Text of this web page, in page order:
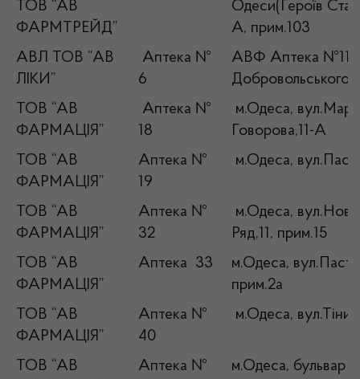
ТОВ “АВ
ФАРМТРЕЙД”
Одеси(Героїв
А, прим.103
АВЛ ТОВ “АВ
ЛІКИ”
Аптека №
6
АВФ Аптека №11
ТОВ “АВ
ФАРМАЦІЯ”
Аптека №
18
м.Одеса,
Говорова,11-А
ТОВ “АВ
ФАРМАЦІЯ”
Аптека №
19
м.Одеса,
ТОВ “АВ
ФАРМАЦІЯ”
Аптека №
32
м.Одеса,
Ряд,11, прим.15
ТОВ “АВ
ФАРМАЦІЯ”
Аптека 33
м.Одеса,
прим.2а
ТОВ “АВ
ФАРМАЦІЯ”
Аптека №
40
м.Одеса,
ТОВ “АВ
Аптека №
м.Одеса, бульвар